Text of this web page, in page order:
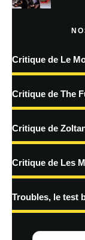
Prévenez-moi de tous
traitées
Critique de Le
Critique de The
Critique de
Critique de Les
Troubles, le test